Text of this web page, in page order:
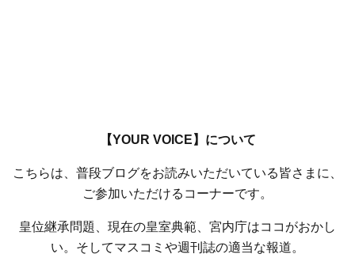
【YOUR VOICE】について
こちらは、普段ブログをお読みいただいている皆さまに、
ご参加いただけるコーナーです。
皇位継承問題、現在の皇室典範、宮内庁はココがおかし
い。そしてマスコミや週刊誌の適当な報道。